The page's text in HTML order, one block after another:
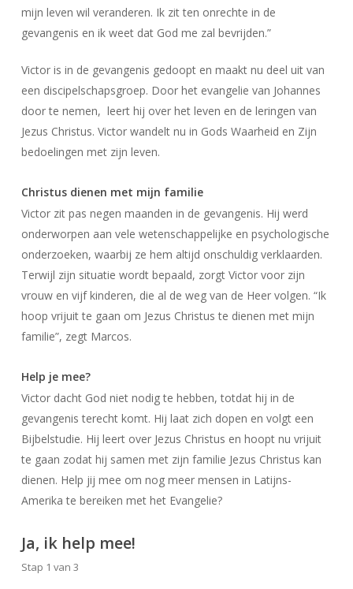
mijn leven wil veranderen. Ik zit ten onrechte in de
gevangenis en ik weet dat God me zal bevrijden.”
Victor is in de gevangenis gedoopt en maakt nu deel uit van
een discipelschapsgroep. Door het evangelie van Johannes
door te nemen, leert hij over het leven en de leringen van
Jezus Christus. Victor wandelt nu in Gods Waarheid en Zijn
bedoelingen met zijn leven.
Christus dienen met mijn familie
Victor zit pas negen maanden in de gevangenis. Hij werd
onderworpen aan vele wetenschappelijke en psychologische
onderzoeken, waarbij ze hem altijd onschuldig verklaarden.
Terwijl zijn situatie wordt bepaald, zorgt Victor voor zijn
vrouw en vijf kinderen, die al de weg van de Heer volgen. “Ik
hoop vrijuit te gaan om Jezus Christus te dienen met mijn
familie”, zegt Marcos.
Help je mee?
Victor dacht God niet nodig te hebben, totdat hij in de
gevangenis terecht komt. Hij laat zich dopen en volgt een
Bijbelstudie. Hij leert over Jezus Christus en hoopt nu vrijuit
te gaan zodat hij samen met zijn familie Jezus Christus kan
dienen. Help jij mee om nog meer mensen in Latijns-
Amerika te bereiken met het Evangelie?
Ja, ik help mee!
Stap 1 van 3